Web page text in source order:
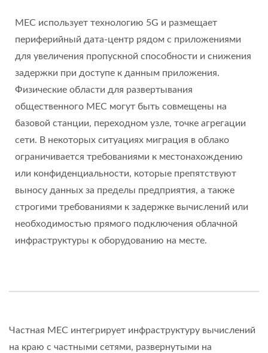
MEC использует технологию 5G и размещает
периферийный дата-центр рядом с приложениями
для увеличения пропускной способности и снижения
задержки при доступе к данным приложения.
Физические области для развертывания
общественного MEC могут быть совмещены на
базовой станции, переходном узле, точке агрегации
сети. В некоторых ситуациях миграция в облако
ограничивается требованиями к местонахождению
или конфиденциальности, которые препятствуют
выносу данных за пределы предприятия, а также
строгими требованиями к задержке вычислений или
необходимостью прямого подключения облачной
инфраструктуры к оборудованию на месте.
Частная MEC интегрирует инфраструктуру вычислений
на краю с частными сетями, развернутыми на